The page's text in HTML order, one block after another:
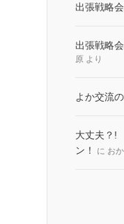
出張戦略
出張戦略
原 より
よか交流
大丈夫？!
ン！
に お